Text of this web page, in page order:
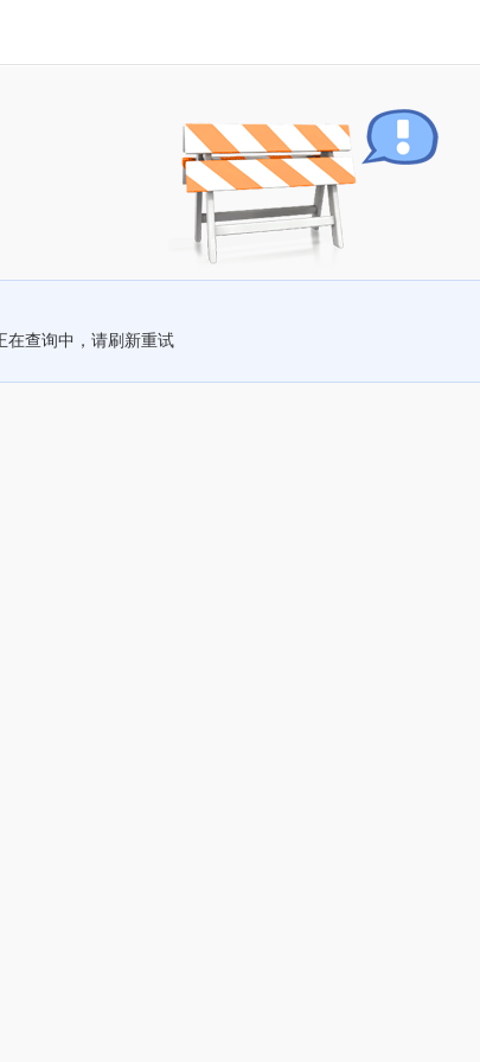
在查询中，请刷新重试